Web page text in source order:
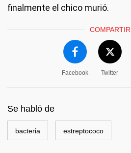
finalmente el chico murió.
COMPARTIR
Facebook Twitter
Se habló de
bacteria estreptococo